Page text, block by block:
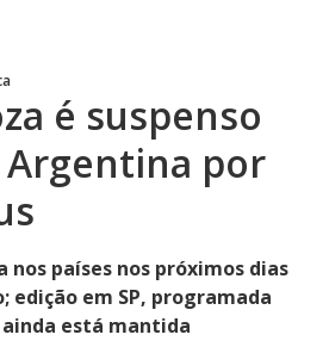
é suspenso
Argentina por
nos países nos próximos dias
edição em SP, programada
está mantida